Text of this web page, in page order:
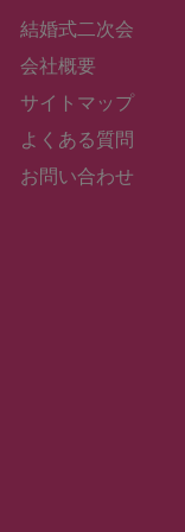
結婚式二次会
会社概要
サイトマップ
よくある質問
お問い合わせ